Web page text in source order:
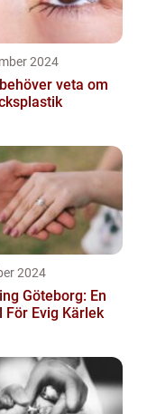
2024
veta om
2024
Göteborg: En
För Evig Kärlek